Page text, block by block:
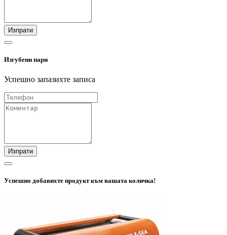
Изпрати
Изгубени пари
Успешно запазихте записа
Изпрати
Успешно добавихте продукт към вашата количка!